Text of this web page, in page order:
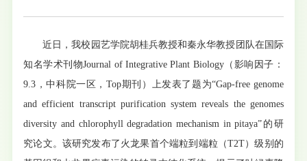
近日，我校园艺学院胡桂兵教授和秦永华教授团队在国际
知名学术刊物Journal of Integrative Plant Biology（影响因子：
9.3，中科院一区，Top期刊）上发表了题为“Gap-free genome
and efficient transcript purification system reveals the genomes
diversity and chlorophyll degradation mechanism in pitaya”的研
究论文。该研究发布了火龙果首个端粒到端粒（T2T）级别的